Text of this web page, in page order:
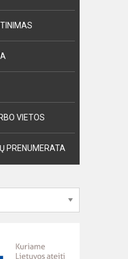
VIETOS
PRENUMERATA